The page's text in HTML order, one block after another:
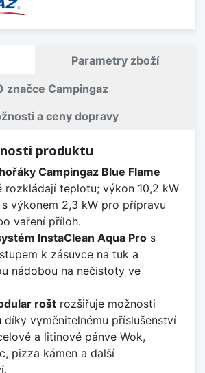
Parametry zboží
značce Campingaz
a ceny dopravy
produktu
Campingaz Blue Flame
rozkládají teplotu; výkon 10,2 kW
výkonem 2,3 kW pro přípravu
vaření příloh.
InstaClean Aqua Pros
k zásuvce na tuk a
nádobou na nečistoty ve
roštrozšiřuje možnosti
vyměnitelnému příslušenství
a litinové pánve Wok,
pizza kámen a další